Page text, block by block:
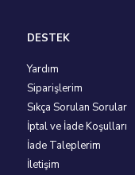
DESTEK
Yardım
Siparişlerim
Sıkça Sorulan Sorular
İptal ve İade Koşulları
İade Taleplerim
İletişim